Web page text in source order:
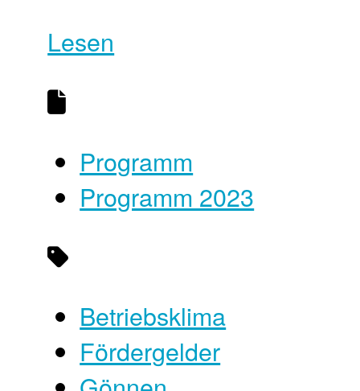
Lesen
Programm
Programm 2023
Betriebsklima
Fördergelder